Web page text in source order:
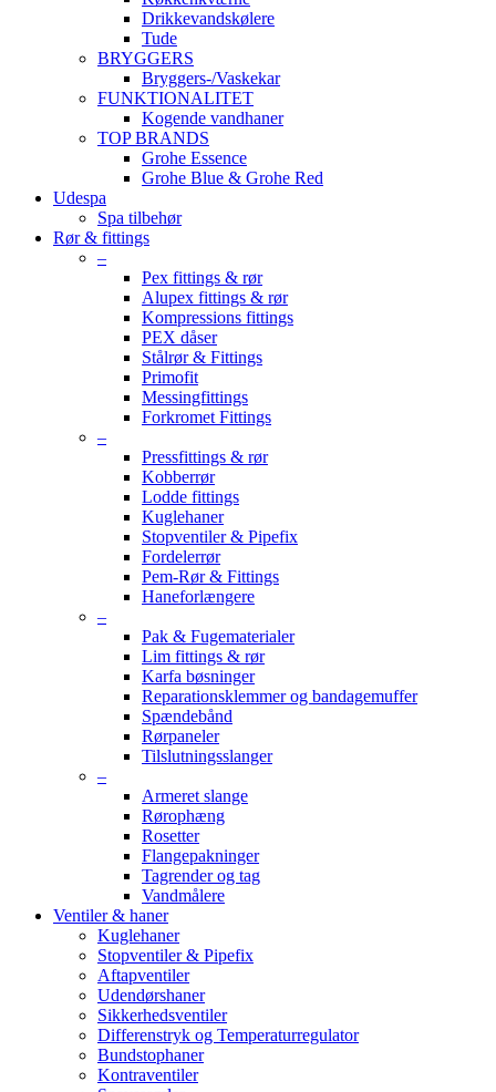
Drikkevandskølere
Tude
BRYGGERS
Bryggers-/Vaskekar
FUNKTIONALITET
Kogende vandhaner
TOP BRANDS
Grohe Essence
Grohe Blue & Grohe Red
Udespa
Spa tilbehør
Rør & fittings
–
Pex fittings & rør
Alupex fittings & rør
Kompressions fittings
PEX dåser
Stålrør & Fittings
Primofit
Messingfittings
Forkromet Fittings
–
Pressfittings & rør
Kobberrør
Lodde fittings
Kuglehaner
Stopventiler & Pipefix
Fordelerrør
Pem-Rør & Fittings
Haneforlængere
–
Pak & Fugematerialer
Lim fittings & rør
Karfa bøsninger
Reparationsklemmer og bandagemuffer
Spændebånd
Rørpaneler
Tilslutningsslanger
–
Armeret slange
Rørophæng
Rosetter
Flangepakninger
Tagrender og tag
Vandmålere
Ventiler & haner
Kuglehaner
Stopventiler & Pipefix
Aftapventiler
Udendørshaner
Sikkerhedsventiler
Differenstryk og Temperaturregulator
Bundstophaner
Kontraventiler